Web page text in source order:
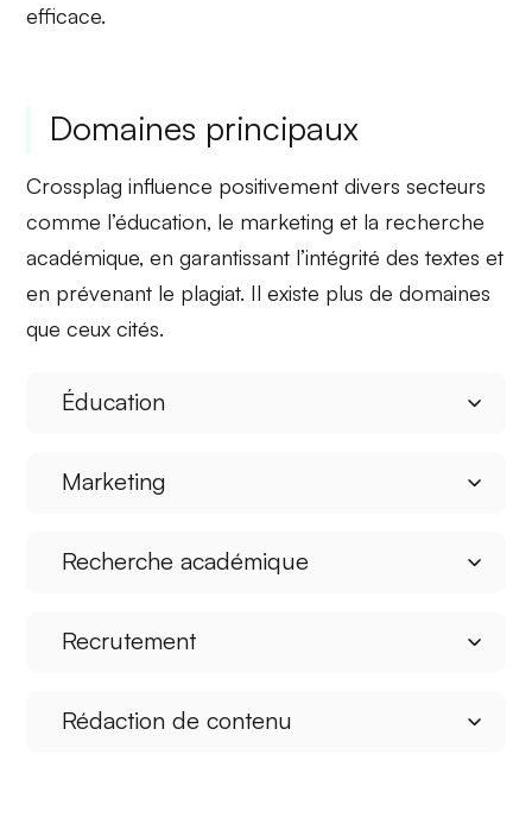
efficace.
Domaines principaux
Crossplag influence positivement divers secteurs
comme l’éducation, le marketing et la recherche
académique, en garantissant l’intégrité des textes et
en prévenant le plagiat. Il existe plus de domaines
que ceux cités.
Éducation
Marketing
Recherche académique
Recrutement
Rédaction de contenu